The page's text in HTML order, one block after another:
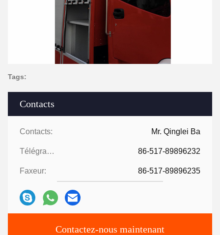
Contacts
Contacts: Mr. Qinglei Ba
Télégramme: 86-517-89896232
Faxeur: 86-517-89896235
Contactez-nous maintenant
Tags: